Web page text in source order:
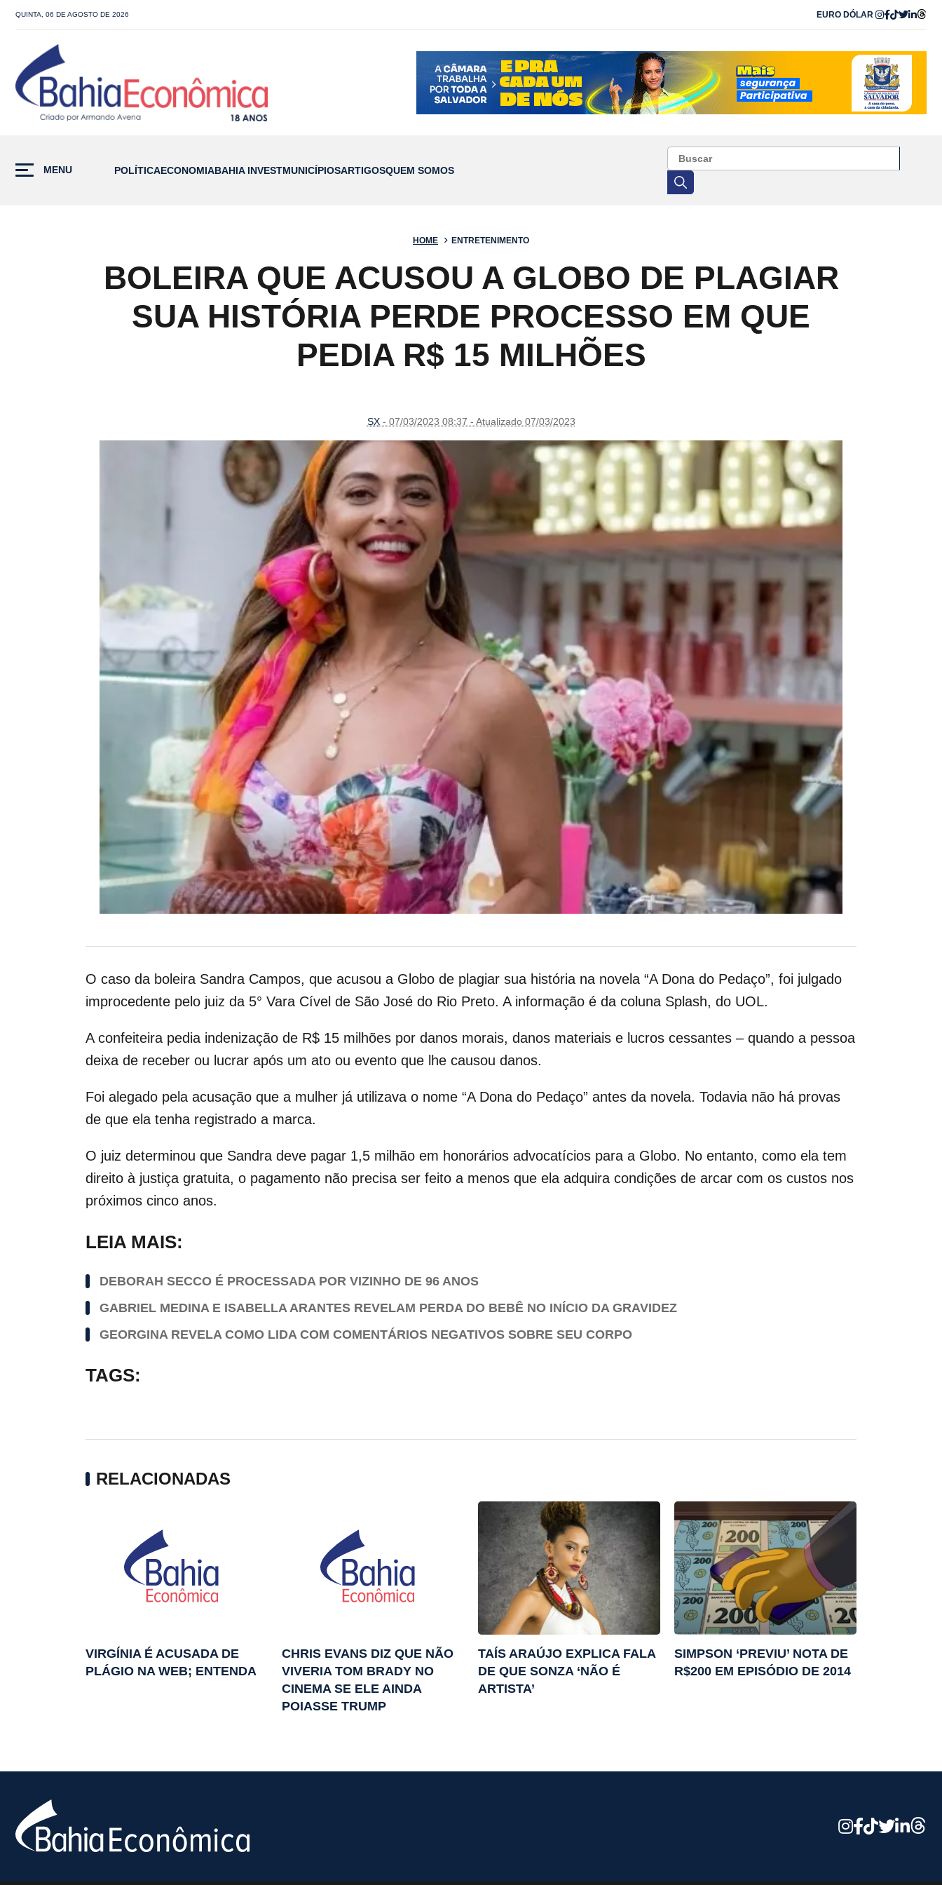
QUINTA, 06 DE AGOSTO DE 2026 EURO DÓLAR
MENU POLÍTICAECONOMIABAHIA INVESTMUNICÍPIOSARTIGOSQUEM SOMOS
HOME ENTRETENIMENTO
BOLEIRA QUE ACUSOU A GLOBO DE PLAGIAR
SUA HISTÓRIA PERDE PROCESSO EM QUE
PEDIA R$ 15 MILHÕES
SX- 07/03/2023 08:37 - Atualizado 07/03/2023
O caso da boleira Sandra Campos, que acusou a Globo de plagiar sua história na novela “A Dona do Pedaço”, foi julgado
improcedente pelo juiz da 5° Vara Cível de São José do Rio Preto. A informação é da coluna Splash, do UOL.
A confeiteira pedia indenização de R$ 15 milhões por danos morais, danos materiais e lucros cessantes – quando a pessoa
deixa de receber ou lucrar após um ato ou evento que lhe causou danos.
Foi alegado pela acusação que a mulher já utilizava o nome “A Dona do Pedaço” antes da novela. Todavia não há provas
de que ela tenha registrado a marca.
O juiz determinou que Sandra deve pagar 1,5 milhão em honorários advocatícios para a Globo. No entanto, como ela tem
direito à justiça gratuita, o pagamento não precisa ser feito a menos que ela adquira condições de arcar com os custos nos
próximos cinco anos.
LEIA MAIS:
DEBORAH SECCO É PROCESSADA POR VIZINHO DE 96 ANOS
GABRIEL MEDINA E ISABELLA ARANTES REVELAM PERDA DO BEBÊ NO INÍCIO DA GRAVIDEZ
GEORGINA REVELA COMO LIDA COM COMENTÁRIOS NEGATIVOS SOBRE SEU CORPO
TAGS:
RELACIONADAS
VIRGÍNIA É ACUSADA DE
PLÁGIO NA WEB; ENTENDA
CHRIS EVANS DIZ QUE NÃO
VIVERIA TOM BRADY NO
CINEMA SE ELE AINDA
POIASSE TRUMP
TAÍS ARAÚJO EXPLICA FALA
DE QUE SONZA ‘NÃO É
ARTISTA’
SIMPSON ‘PREVIU’ NOTA DE
R$200 EM EPISÓDIO DE 2014